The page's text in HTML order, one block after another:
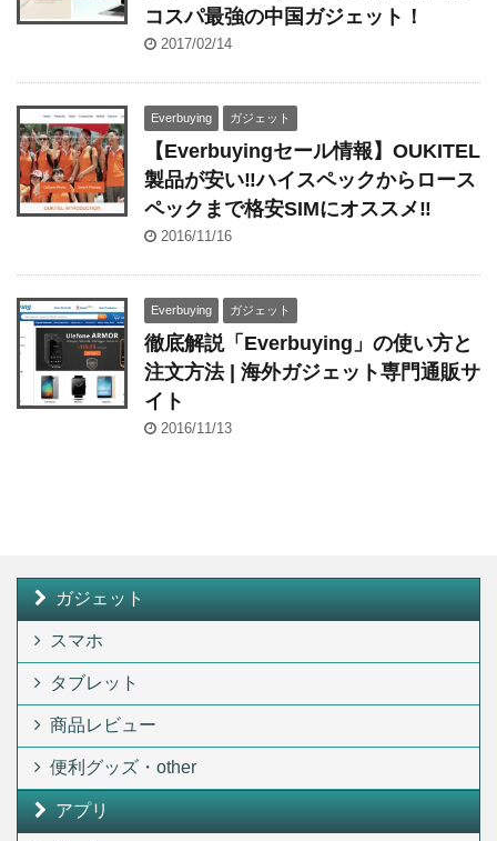
コスパ最強の中国ガジェット！
2017/02/14
Everbuying ガジェット
【Everbuyingセール情報】OUKITEL
製品が安い‼︎ハイスペックからロース
ペックまで格安SIMにオススメ‼︎
2016/11/16
Everbuying ガジェット
徹底解説「Everbuying」の使い方と
注文方法 | 海外ガジェット専門通販サ
イト
2016/11/13
ガジェット
スマホ
タブレット
商品レビュー
便利グッズ・other
アプリ